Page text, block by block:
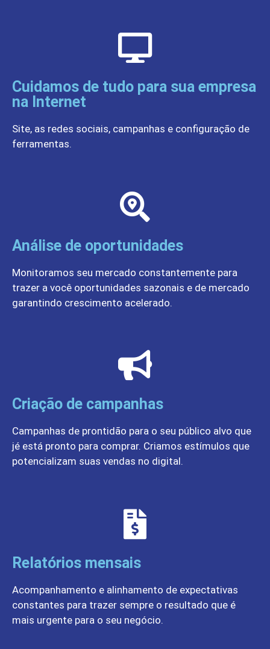
Cuidamos de tudo para sua empresa
na Internet
Site, as redes sociais, campanhas e configuração de
ferramentas.
Análise de oportunidades
Monitoramos seu mercado constantemente para
trazer a você oportunidades sazonais e de mercado
garantindo crescimento acelerado.
Criação de campanhas
Campanhas de prontidão para o seu público alvo que
jé está pronto para comprar. Criamos estímulos que
potencializam suas vendas no digital.
Relatórios mensais
Acompanhamento e alinhamento de expectativas
constantes para trazer sempre o resultado que é
mais urgente para o seu negócio.